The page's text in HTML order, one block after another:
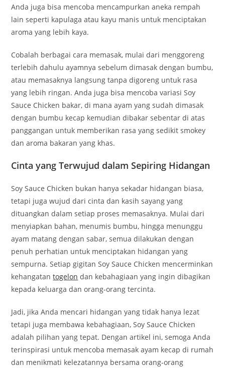
Anda juga bisa mencoba mencampurkan aneka rempah
lain seperti kapulaga atau kayu manis untuk menciptakan
aroma yang lebih kaya.
Cobalah berbagai cara memasak, mulai dari menggoreng
terlebih dahulu ayamnya sebelum dimasak dengan bumbu,
atau memasaknya langsung tanpa digoreng untuk rasa
yang lebih ringan. Anda juga bisa mencoba variasi Soy
Sauce Chicken bakar, di mana ayam yang sudah dimasak
dengan bumbu kecap kemudian dibakar sebentar di atas
panggangan untuk memberikan rasa yang sedikit smokey
dan aroma bakaran yang khas.
Cinta yang Terwujud dalam Sepiring Hidangan
Soy Sauce Chicken bukan hanya sekadar hidangan biasa,
tetapi juga wujud dari cinta dan kasih sayang yang
dituangkan dalam setiap proses memasaknya. Mulai dari
menyiapkan bahan, menumis bumbu, hingga menunggu
ayam matang dengan sabar, semua dilakukan dengan
penuh perhatian untuk menciptakan hidangan yang
sempurna. Setiap gigitan Soy Sauce Chicken mencerminkan
kehangatantogelon dan kebahagiaan yang ingin dibagikan
kepada keluarga dan orang-orang tercinta.
Jadi, jika Anda mencari hidangan yang tidak hanya lezat
tetapi juga membawa kebahagiaan, Soy Sauce Chicken
adalah pilihan yang tepat. Dengan artikel ini, semoga Anda
terinspirasi untuk mencoba memasak ayam kecap di rumah
dan menikmati kelezatannya bersama orang-orang